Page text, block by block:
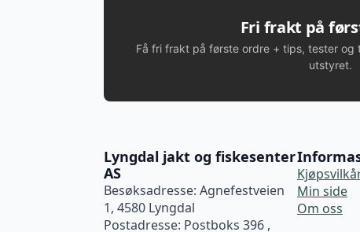
Fri frakt på
Få fri frakt på første ordre + tips, tester
utstyret.
Lyngdal jakt og fiskesenter
AS
Besøksadresse: Agnefestveien
1, 4580 Lyngdal
Postadresse: Postboks 396 ,
Min side
Om oss